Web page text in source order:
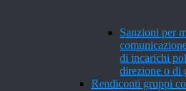
Sanzioni per
di incarichi
direzione o di
Rendiconti gruppi